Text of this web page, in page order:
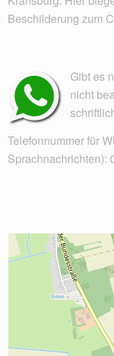
Beschilderung zum
Gibt es
nicht
Telefonnummer für
Sprachnachrichten):